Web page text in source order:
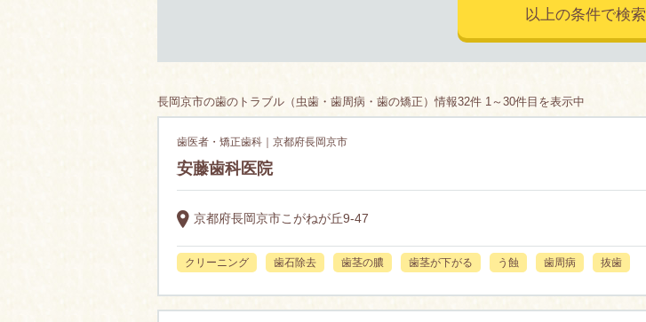
以上の条件で検索
長岡京市の歯のトラブル（虫歯・歯周病・歯の矯正）情報32件 1～30件目を表示中
歯医者・矯正歯科｜京都府長岡京市
安藤歯科医院
京都府長岡京市こがねが丘9-47
クリーニング 歯石除去 歯茎の膿 歯茎が下がる う蝕 歯周病 抜歯